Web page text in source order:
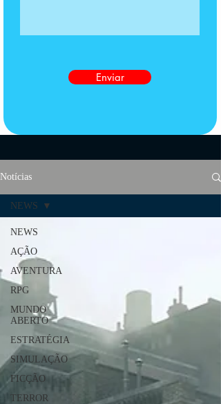
Enviar
Notícias
NEWS
AÇÃO
AVENTURA
RPG
MUNDO
ABERTO
ESTRATÉGIA
SIMULAÇÃO
FICÇÃO
TERROR
NEWS